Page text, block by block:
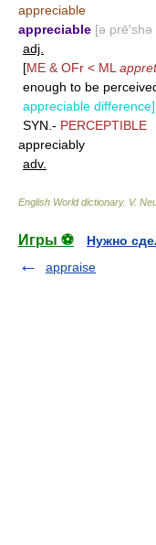
appreciable
appreciable [ə
adj.
[ME & OFr < ML
enough to be
appreciable difference]
SYN.- PERCEPTIBLE
appreciably
adv.
English World dictionary. V.
Игры ⚽
Нужно
appraise